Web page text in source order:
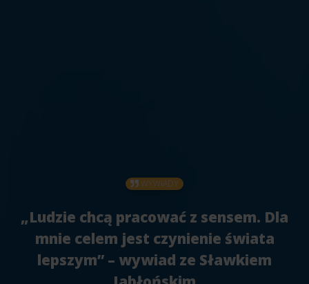
WYWIADY
„Ludzie chcą pracować z sensem. Dla
mnie celem jest czynienie świata
lepszym” – wywiad ze Sławkiem